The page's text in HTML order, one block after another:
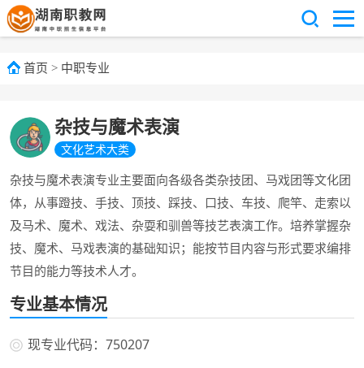
首页 > 中职专业
杂技与魔术表演
文化艺术大类
杂技与魔术表演专业主要面向各级各类杂技团、马戏团等文化团
体，从事蹬技、手技、顶技、踩技、口技、车技、爬竿、走索以
及马术、魔术、戏法、杂耍和驯兽等技艺表演工作。培养掌握杂
技、魔术、马戏表演的基础知识；能按节目内容与形式要求编排
节目的能力等技术人才。
专业基本情况
现专业代码：750207